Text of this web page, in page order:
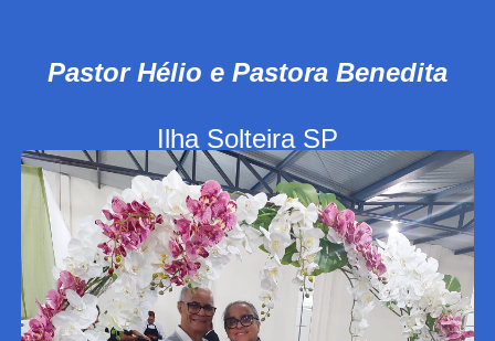
Pastor Hélio e Pastora Benedita
Ilha Solteira SP